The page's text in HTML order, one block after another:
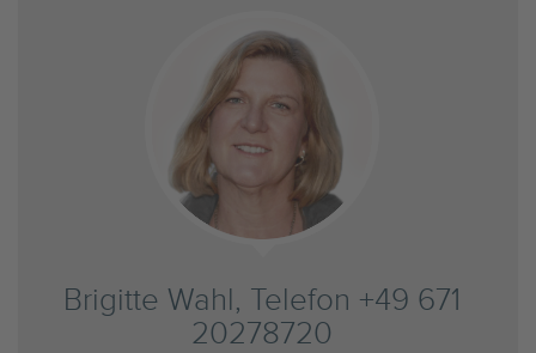
Brigitte Wahl, Telefon +49 671
20278720